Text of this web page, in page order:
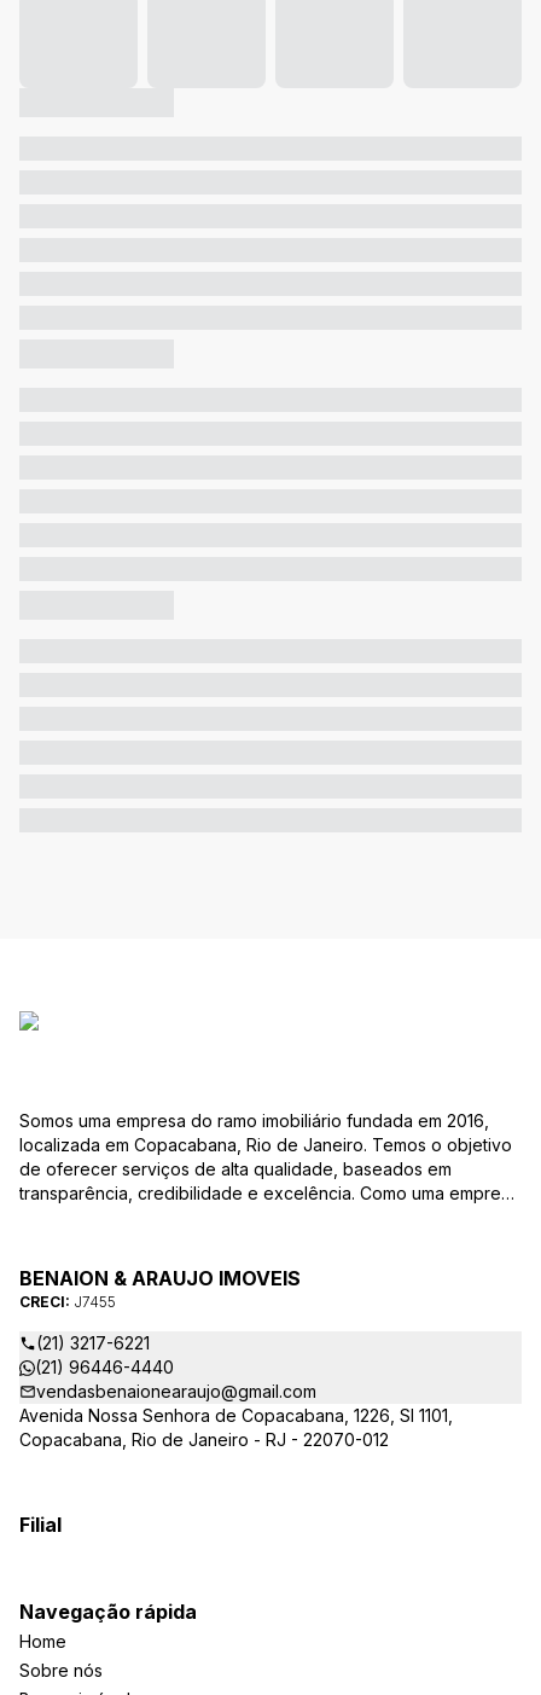
Somos uma empresa do ramo imobiliário fundada em 2016,
localizada em Copacabana, Rio de Janeiro. Temos o objetivo
de oferecer serviços de alta qualidade, baseados em
transparência, credibilidade e excelência. Como uma empresa
BENAION & ARAUJO IMOVEIS
CRECI: J7455
(21) 3217-6221
(21) 96446-4440
vendasbenaionearaujo@gmail.com
Avenida Nossa Senhora de Copacabana, 1226, Sl 1101,
Copacabana, Rio de Janeiro - RJ - 22070-012
Filial
Navegação rápida
Home
Sobre nós